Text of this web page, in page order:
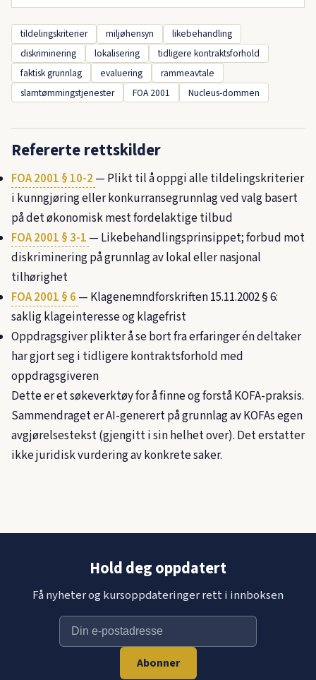
tildelingskriterier miljøhensyn
likebehandling
diskriminering
lokalisering
tidligere kontraktsforhold
faktisk grunnlag
evaluering
rammeavtale
slamtømmingstjenester
FOA 2001 Nucleus-dommen
Refererte rettskilder
FOA 2001 § 10-2 — Plikt til å oppgi alle tildelingskriterier
i kunngjøring eller konkurransegrunnlag ved valg basert
på det økonomisk mest fordelaktige tilbud
FOA 2001 § 3-1 — Likebehandlingsprinsippet; forbud mot
diskriminering på grunnlag av lokal eller nasjonal
tilhørighet
FOA 2001 § 6 — Klagenemndforskriften 15.11.2002 § 6:
saklig klageinteresse og klagefrist
Oppdragsgiver plikter å se bort fra erfaringer én deltaker
har gjort seg i tidligere kontraktsforhold med
oppdragsgiveren
Dette er et søkeverktøy for å finne og forstå KOFA-praksis.
Sammendraget er AI-generert på grunnlag av KOFAs egen
avgjørelsestekst (gjengitt i sin helhet over). Det erstatter
ikke juridisk vurdering av konkrete saker.
Hold deg oppdatert
Få nyheter og kursoppdateringer rett i innboksen
Abonner